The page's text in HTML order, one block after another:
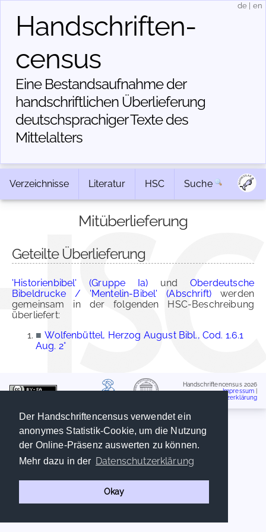
Der Handschriftencensus verwendet ein
anonymes Statistik-Cookie, um die Nutzung
der Online-Präsenz auswerten zu können.
Mehr dazu in der Datenschutzerklärung
Okay
Handschriften­
census
Eine Bestandsaufnahme der
handschriftlichen Über­lieferung
deutschsprachiger Texte des
Mittelalters
de en
Verzeichnisse Literatur HSC Suche
Mitüberlieferung
Geteilte Überlieferung
'Historienbibel' (Gruppe Ia) undOberdeutsche
Bibeldrucke / 'Mentelin-Bibel' (Abschrift) werden
gemeinsam in der folgenden HSC-Beschreibung
überliefert:
■ Wolfenbüttel, Herzog August Bibl., Cod. 1.6.1
Aug. 2°
Handschriftencensus 2026
Impressum
Datenschutzerklärung